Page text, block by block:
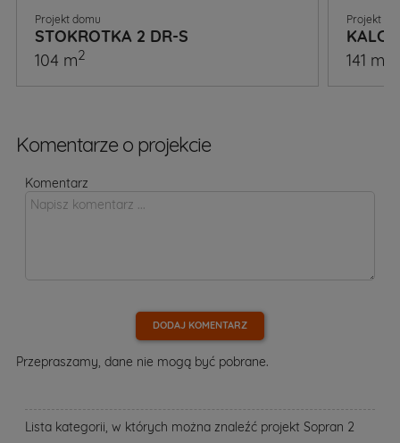
Projekt domu
STOKROTKA 2 DR-S
104 m2
Projekt
141 m
Komentarze o projekcie
Komentarz
DODAJ KOMENTARZ
Przepraszamy, dane nie mogą być pobrane.
Lista kategorii, w których można znaleźć projekt Sopran 2